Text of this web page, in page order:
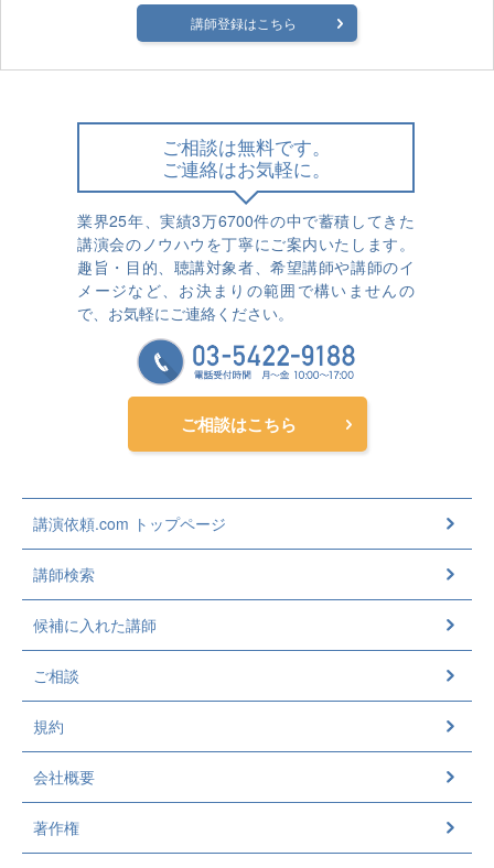
講師登録はこちら
ご相談は無料です。
ご連絡はお気軽に。
業界25年、実績3万6700件の中で蓄積してきた
講演会のノウハウを丁寧にご案内いたします。
趣旨・目的、聴講対象者、希望講師や講師のイ
メージなど、お決まりの範囲で構いませんの
で、お気軽にご連絡ください。
ご相談はこちら
講演依頼.com トップページ
講師検索
候補に入れた講師
ご相談
規約
会社概要
著作権